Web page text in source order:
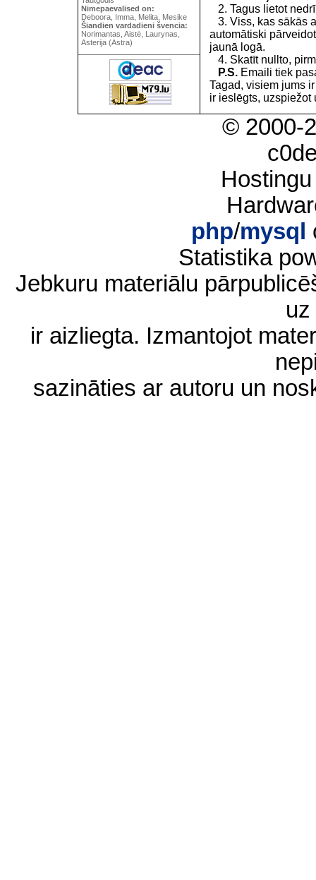
Nimepaevalised on:
Deboora, Imma, Melita, Mesike
Šiandien vardadieni švencia:
Norimantas, Aistė, Laurynas,
Asterija (Astra)
2. Tagus lietot
3. Viss, kas sākās
automātiski
jaunā logā.
4. Skatīt nullto,
P.S. Emaili tiek
Tagad, visiem jums
ir ieslēgts, uzspiežot
© 2000-
php/mysql
Statistika
Jebkuru materiālu
ir aizliegta. Izmantojot
sazināties ar autoru un